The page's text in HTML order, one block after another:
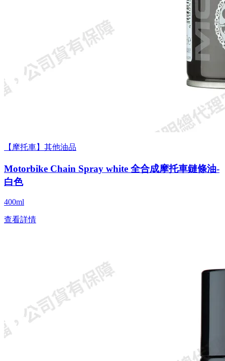
【摩托車】其他油品
Motorbike Chain Spray white 全合成摩托車鏈條油-
白色
400ml
查看詳情